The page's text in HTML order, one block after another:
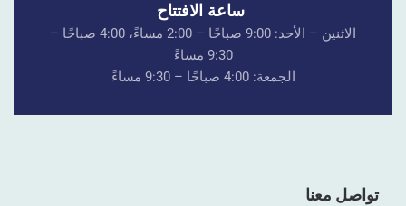
ساعة الافتتاح
الاثنين – الأحد: 9:00 صباحًا – 2:00 مساءً، 4:00 صباحًا –
9:30 مساءً
الجمعة: 4:00 صباحًا – 9:30 مساءً
تواصل معنا